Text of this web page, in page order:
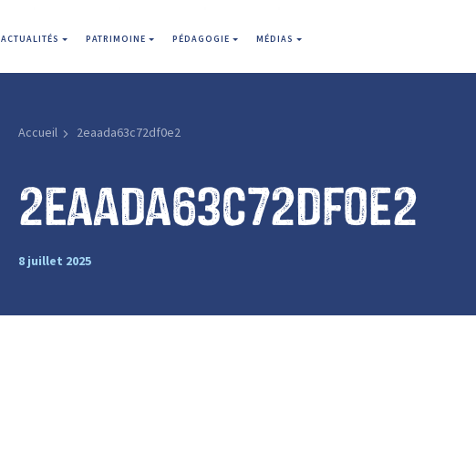
ACTUALITÉS PATRIMOINE PÉDAGOGIE MÉDIAS
Accueil 2eaada63c72df0e2
2eaada63c72df0e2
8 juillet 2025